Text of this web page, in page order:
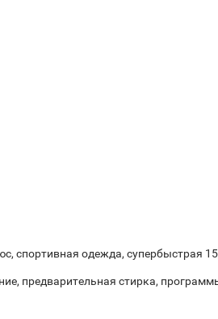
спортивная одежда, супербыстрая
предварительная стирка,